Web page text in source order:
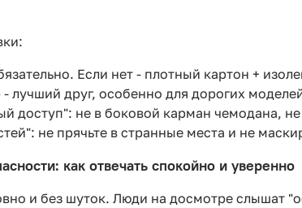
Если нет - плотный картон +
лучший друг, особенно для дорогих
доступ": не в боковой карман чемодана,
не прячьте в странные места и не
как отвечать спокойно и уверенно
и без шуток. Люди на досмотре слышат